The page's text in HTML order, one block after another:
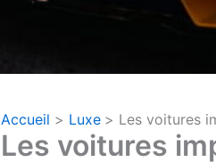
Accueil Luxe Les voitures
Les voitures